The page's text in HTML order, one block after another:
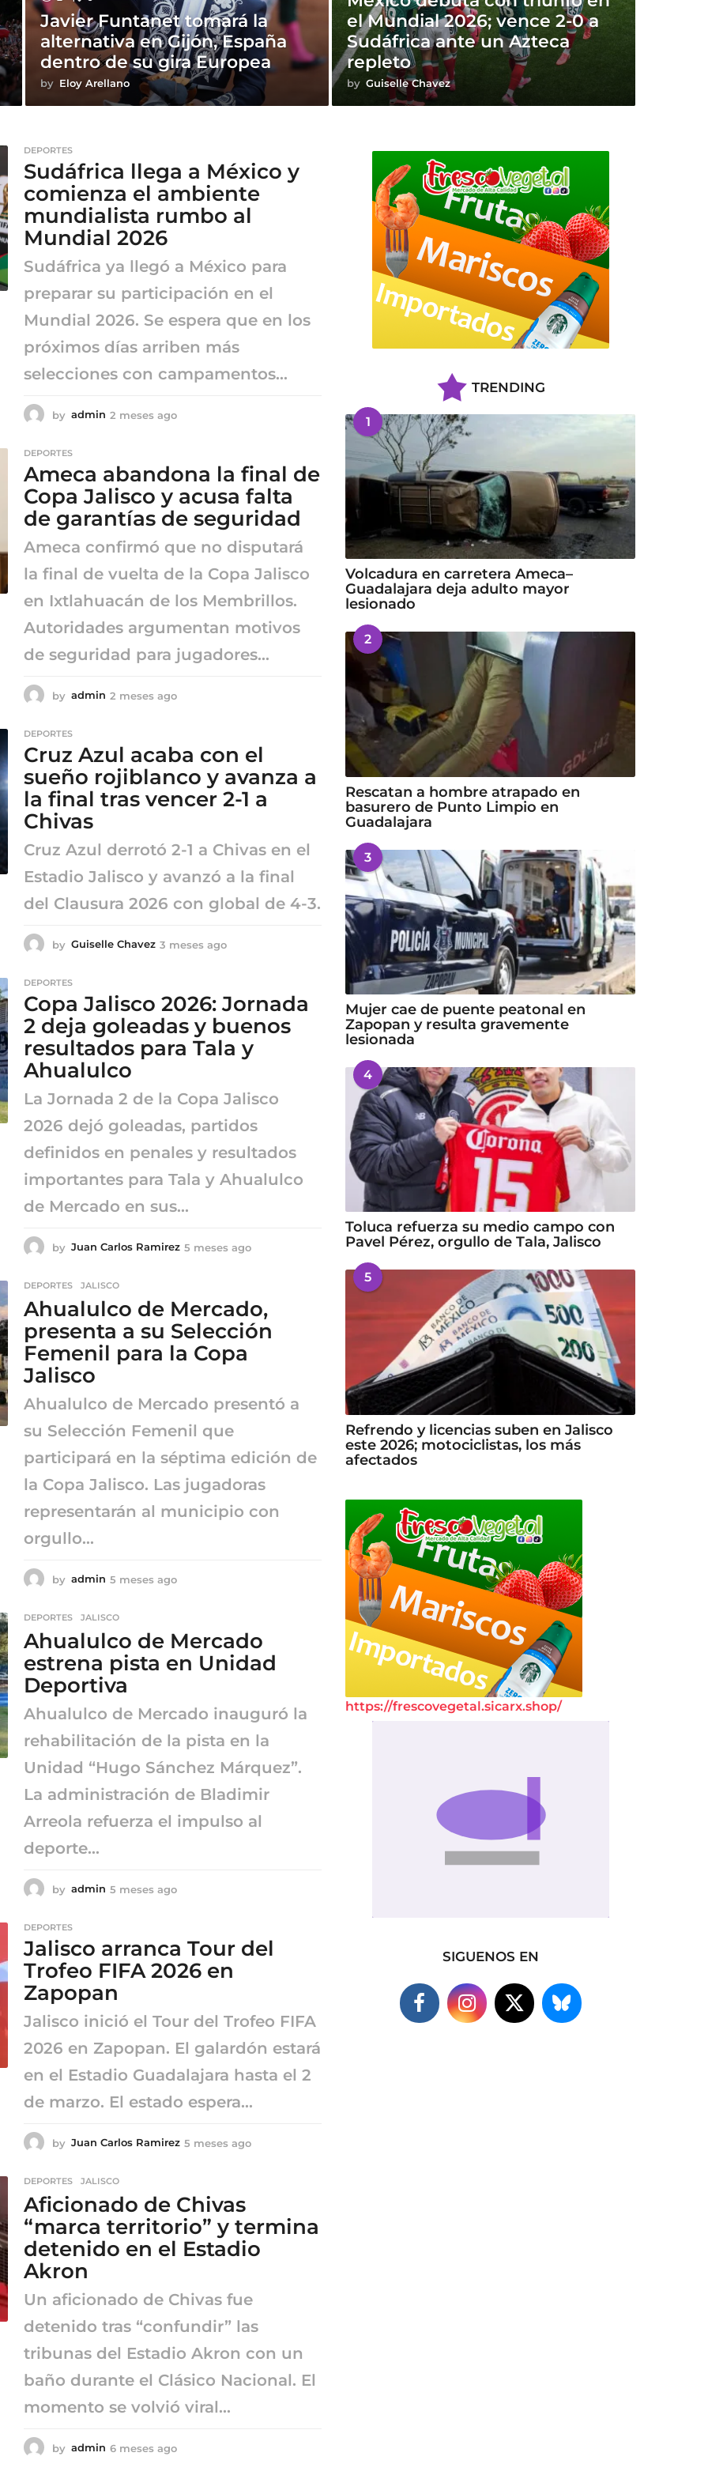
Javier Funtanet tomará la
alternativa en Gijón, España
dentro de su gira Europea
by Eloy Arellano
el Mundial 2026; vence 2-0 a
Sudáfrica ante un Azteca
repleto
by Guiselle Chavez
DEPORTES
Sudáfrica llega a México y
comienza el ambiente
mundialista rumbo al
Mundial 2026
Sudáfrica ya llegó a México para
preparar su participación en el
Mundial 2026. Se espera que en los
próximos días arriben más
selecciones con campamentos...
by admin 2 meses ago
e
s
a
g
DEPORTES
Ameca abandona la final de
Copa Jalisco y acusa falta
de garantías de seguridad
Ameca confirmó que no disputará
la final de vuelta de la Copa Jalisco
en Ixtlahuacán de los Membrillos.
Autoridades argumentan motivos
de seguridad para jugadores...
by admin 2 meses ago
e
s
a
g
DEPORTES
Cruz Azul acaba con el
sueño rojiblanco y avanza a
la final tras vencer 2-1 a
Chivas
Cruz Azul derrotó 2-1 a Chivas en el
Estadio Jalisco y avanzó a la final
del Clausura 2026 con global de 4-3.
by Guiselle Chavez 3 meses ago
e
s
a
g
DEPORTES
Copa Jalisco 2026: Jornada
2 deja goleadas y buenos
resultados para Tala y
Ahualulco
La Jornada 2 de la Copa Jalisco
2026 dejó goleadas, partidos
definidos en penales y resultados
importantes para Tala y Ahualulco
de Mercado en sus...
by Juan Carlos Ramirez 5 meses ago
e
s
a
DEPORTES ,JALISCO
Ahualulco de Mercado,
presenta a su Selección
Femenil para la Copa
Jalisco
Ahualulco de Mercado presentó a
su Selección Femenil que
participará en la séptima edición de
la Copa Jalisco. Las jugadoras
representarán al municipio con
orgullo...
by admin 5 meses ago
e
a
DEPORTES ,JALISCO
Ahualulco de Mercado
estrena pista en Unidad
Deportiva
Ahualulco de Mercado inauguró la
rehabilitación de la pista en la
Unidad “Hugo Sánchez Márquez”.
La administración de Bladimir
Arreola refuerza el impulso al
deporte...
by admin 5 meses ago
e
s
a
DEPORTES
Jalisco arranca Tour del
Trofeo FIFA 2026 en
Zapopan
Jalisco inició el Tour del Trofeo FIFA
2026 en Zapopan. El galardón estará
en el Estadio Guadalajara hasta el 2
de marzo. El estado espera...
by Juan Carlos Ramirez 5 meses ago
a
g
DEPORTES ,JALISCO
Aficionado de Chivas
“marca territorio” y termina
detenido en el Estadio
Akron
Un aficionado de Chivas fue
detenido tras “confundir” las
tribunas del Estadio Akron con un
baño durante el Clásico Nacional. El
momento se volvió viral...
by admin 6 meses ago
TRENDING
1
Volcadura en carretera Ameca–
Guadalajara deja adulto mayor
lesionado
2
Rescatan a hombre atrapado en
basurero de Punto Limpio en
Guadalajara
3
Mujer cae de puente peatonal en
Zapopan y resulta gravemente
lesionada
4
Toluca refuerza su medio campo con
Pavel Pérez, orgullo de Tala, Jalisco
5
Refrendo y licencias suben en Jalisco
este 2026; motociclistas, los más
afectados
https://frescovegetal.sicarx.shop/
SIGUENOS EN